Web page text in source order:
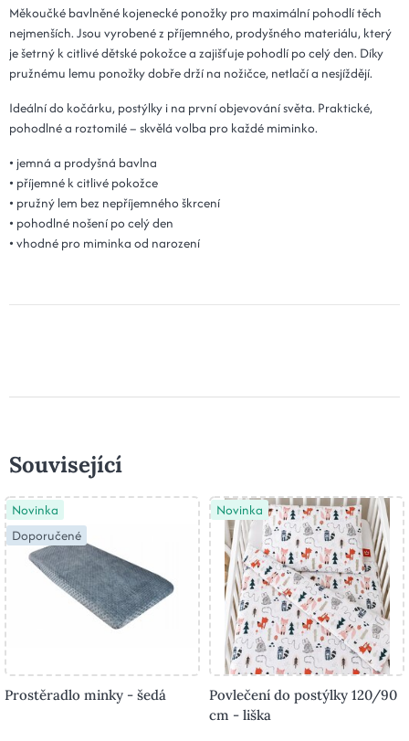
Měkoučké bavlněné kojenecké ponožky pro maximální pohodlí těch
nejmenších. Jsou vyrobené z příjemného, prodyšného materiálu, který
je šetrný k citlivé dětské pokožce a zajišťuje pohodlí po celý den. Díky
pružnému lemu ponožky dobře drží na nožičce, netlačí a nesjíždějí.
Ideální do kočárku, postýlky i na první objevování světa. Praktické,
pohodlné a roztomilé – skvělá volba pro každé miminko.
• jemná a prodyšná bavlna
• příjemné k citlivé pokožce
• pružný lem bez nepříjemného škrcení
• pohodlné nošení po celý den
• vhodné pro miminka od narození
Související
Novinka
Doporučené
Prostěradlo minky - šedá
Novinka
Povlečení do postýlky 120/90
cm - liška